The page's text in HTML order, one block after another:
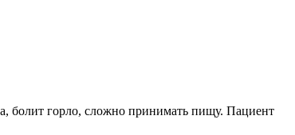
болит горло, сложно принимать пищу. Пациент